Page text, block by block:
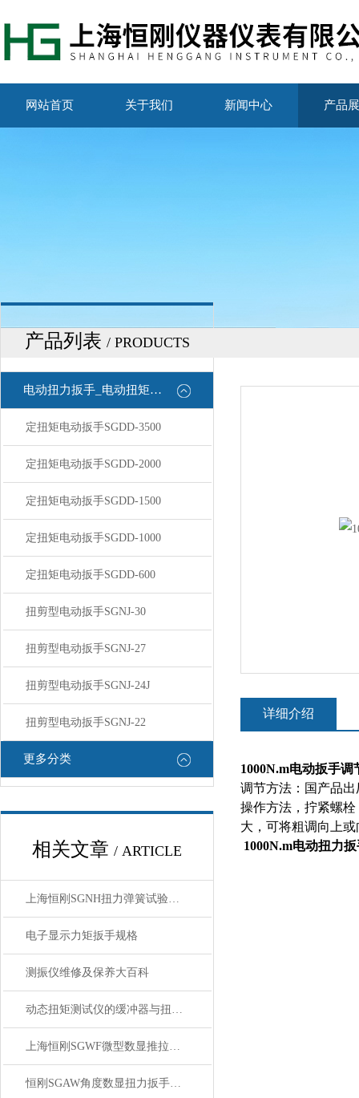
网站首页 关于我们 新闻中心 产品
产品列表 / PRODUCTS
电动扭力扳手_电动扭矩扳手
定扭矩电动扳手SGDD-3500
定扭矩电动扳手SGDD-2000
定扭矩电动扳手SGDD-1500
定扭矩电动扳手SGDD-1000
定扭矩电动扳手SGDD-600
扭剪型电动扳手SGNJ-30
扭剪型电动扳手SGNJ-27
扭剪型电动扳手SGNJ-24J
扭剪型电动扳手SGNJ-22
更多分类
相关文章 / ARTICLE
上海恒刚SGNH扭力弹簧试验机核心技术参数与整机性能详解
电子显示力矩扳手规格
测振仪维修及保养大百科
动态扭矩测试仪的缓冲器与扭矩测试程序
上海恒刚SGWF微型数显推拉力计技术参数解析与选型应用
恒刚SGAW角度数显扭力扳手技术参数与性能介绍
详细介绍
1000N.m电动扳手调
调节方法：国产品
操作方法，拧紧螺
大，可将粗调向上
1000N.m电动扭力扳